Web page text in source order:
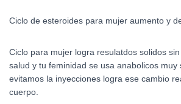
Ciclo de esteroides para mujer aumento y
Ciclo para mujer logra resulatdos solidos
salud y tu feminidad se usa anabolicos
evitamos la inyecciones logra ese cambio
cuerpo.